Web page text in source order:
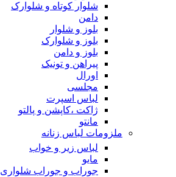
شلوار کوتاه و شلوارک
دامن
بلوز و شلوار
بلوز و شلوارک
بلوز و دامن
پیراهن و تونیک
اورال
مجلسی
لباس اسپرت
ژاکت ،کاپشن و پالتو
مانتو
ملزومات لباس زنانه
لباس زیر و خواب
مایو
جوراب و جوراب شلواری